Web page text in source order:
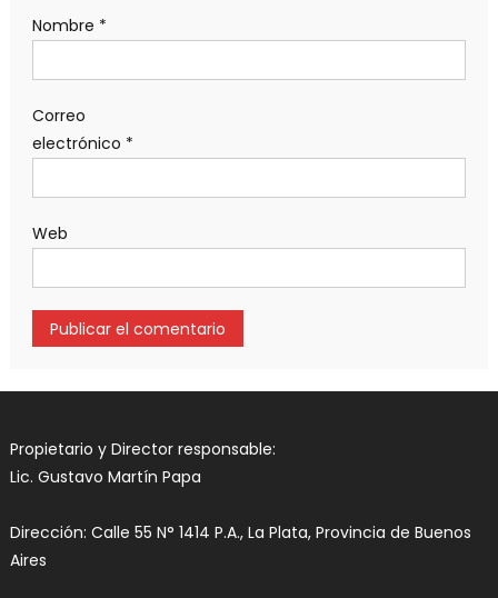
Nombre *
Correo
electrónico *
Web
Propietario y Director responsable:
Lic. Gustavo Martín Papa
Dirección: Calle 55 N° 1414 P.A., La Plata, Provincia de Buenos
Aires